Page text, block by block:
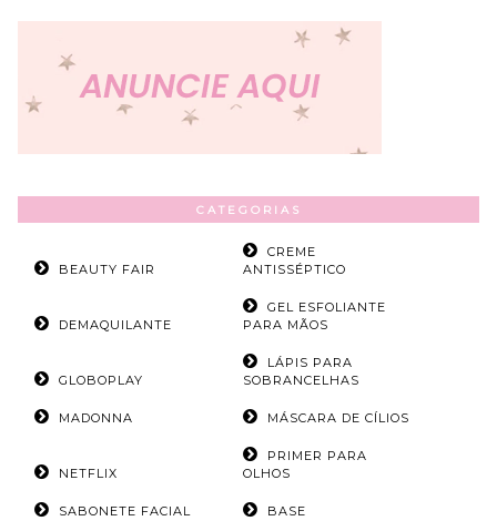
CATEGORIAS
BEAUTY FAIR
CREME
ANTISSÉPTICO
DEMAQUILANTE
GEL ESFOLIANTE
PARA MÃOS
GLOBOPLAY
LÁPIS PARA
SOBRANCELHAS
MADONNA MÁSCARA DE CÍLIOS
NETFLIX
PRIMER PARA
OLHOS
SABONETE FACIAL BASE